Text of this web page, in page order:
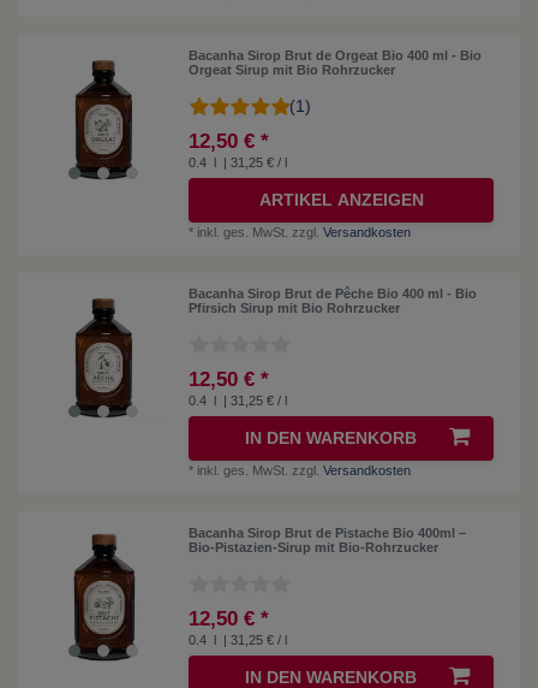
Bacanha Sirop Brut de Orgeat Bio 400 ml - Bio
Orgeat Sirup mit Bio Rohrzucker
(1)
12,50 € *
0.4 l | 31,25 € / l
ARTIKEL ANZEIGEN
* inkl. ges. MwSt. zzgl.Versandkosten
Bacanha Sirop Brut de Pêche Bio 400 ml - Bio
Pfirsich Sirup mit Bio Rohrzucker
12,50 € *
0.4 l | 31,25 € / l
IN DEN WARENKORB
* inkl. ges. MwSt. zzgl.Versandkosten
Bacanha Sirop Brut de Pistache Bio 400ml –
Bio-Pistazien-Sirup mit Bio-Rohrzucker
12,50 € *
0.4 l | 31,25 € / l
IN DEN WARENKORB